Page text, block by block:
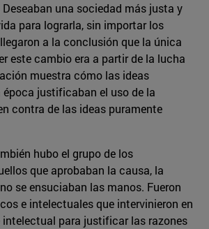
una sociedad más justa y
para lograrla, sin importar los
a la conclusión que la única
este cambio era a partir de la lucha
muestra cómo las ideas
justificaban el uso de la
contra de las ideas puramente
hubo el grupo de los
que aprobaban la causa, la
se ensuciaban las manos. Fueron
e intelectuales que intervinieron en
intelectual para justificar las razones